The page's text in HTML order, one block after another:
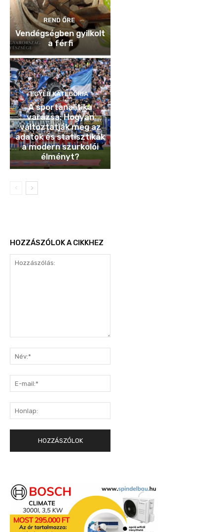
REND ŐRE
Vendégségben gyilkolt
a férfi
EGYÉB KATEGÓRIA
A sportanalitika
varázsa: Hogyan
változtatják meg az
adatok és statisztikák
a modern szurkolói
élményt?
HOZZÁSZÓLOK A CIKKHEZ
mail:*